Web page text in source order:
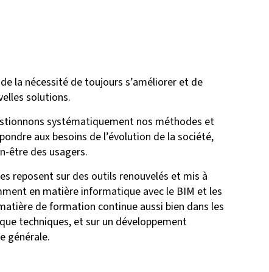
la nécessité de toujours s’améliorer et de
solutions.
systématiquement nos méthodes et
aux besoins de l’évolution de la société,
être des usagers.
reposent sur des outils renouvelés et mis à
en matière informatique avec le BIM et les
de formation continue aussi bien dans les
techniques, et sur un développement
générale.